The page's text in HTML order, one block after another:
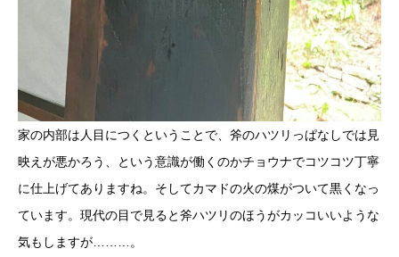
家の内部は人目につくということで、斧のハツリっぱなしでは見
映えが悪かろう、という意識が働くのかチョウナでコツコツ丁寧
に仕上げてありますね。そしてカマドの火の煤がついて黒くなっ
ています。現代の目で見ると斧ハツリのほうがカッコいいような
気もしますが………。